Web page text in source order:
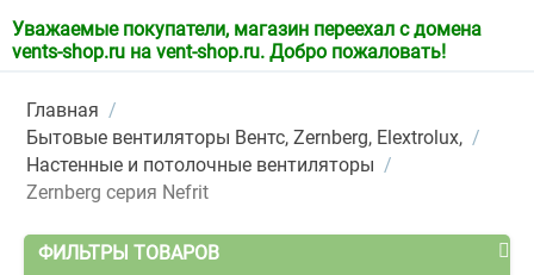
Уважаемые покупатели, магазин переехал с домена
vents-shop.ru на vent-shop.ru. Добро пожаловать!
Главная /
Бытовые вентиляторы Вентс, Zernberg, Elextrolux, /
Настенные и потолочные вентиляторы /
Zernberg cерия Nefrit
ФИЛЬТРЫ ТОВАРОВ